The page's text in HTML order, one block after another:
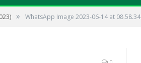
» WhatsApp Image 2023-06-14 at 08.58.34